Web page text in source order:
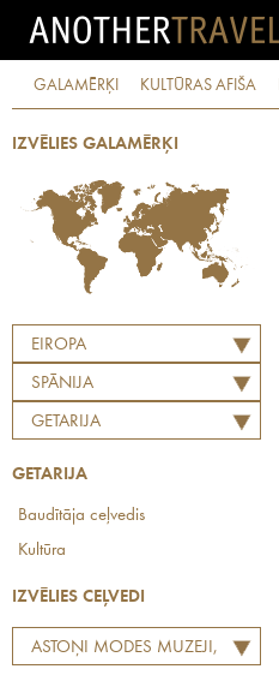
GALAMĒRĶI KULTŪRAS AFIŠA
IZVĒLIES GALAMĒRĶI
EIROPA
SPĀNIJA
GETARIJA
GETARIJA
Baudītāja ceļvedis
Kultūra
IZVĒLIES CEĻVEDI
ASTOŅI MODES MUZEJI,